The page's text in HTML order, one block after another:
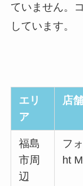
ていません。
しています。
エリ
ア
店
福島
市周
辺
フ
ht